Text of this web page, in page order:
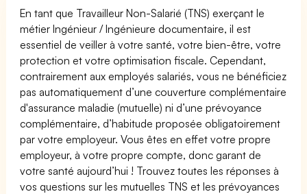
En tant que Travailleur Non-Salarié (TNS) exerçant le
métier Ingénieur / Ingénieure documentaire, il est
essentiel de veiller à votre santé, votre bien-être, votre
protection et votre optimisation fiscale. Cependant,
contrairement aux employés salariés, vous ne bénéficiez
pas automatiquement d’une couverture complémentaire
d'assurance maladie (mutuelle) ni d’une prévoyance
complémentaire, d’habitude proposée obligatoirement
par votre employeur. Vous êtes en effet votre propre
employeur, à votre propre compte, donc garant de
votre santé aujourd’hui ! Trouvez toutes les réponses à
vos questions sur les mutuelles TNS et les prévoyances